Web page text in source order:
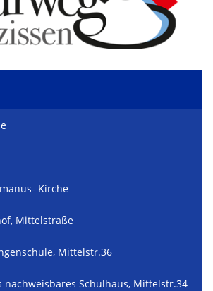
Kirche
Mittelstraße
Mittelstr.36
nachweisbares Schulhaus, Mittelstr.34